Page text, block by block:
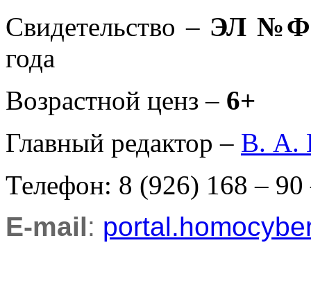
Свидетельство – ЭЛ
года
Возрастной ценз – 6+
Главный редактор – В. А.
Телефон: 8 (926) 168 – 90
E-mail: